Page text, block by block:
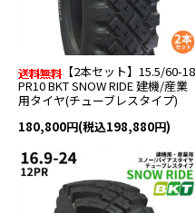
【2本セット】15.5/60-18
PR10 BKT SNOW RIDE 建機/産業
用タイヤ(チューブレスタイプ)
180,800円(税込198,880円)